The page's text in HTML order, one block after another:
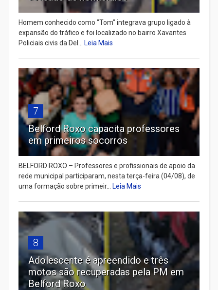
Homem conhecido como "Tom" integrava grupo ligado à
expansão do tráfico e foi localizado no bairro Xavantes
Policiais civis da Del... Leia Mais
7
Belford Roxo capacita professores
em primeiros socorros
BELFORD ROXO – Professores e profissionais de apoio da
rede municipal participaram, nesta terça-feira (04/08), de
uma formação sobre primeir... Leia Mais
8
Adolescente é apreendido e três
motos são recuperadas pela PM em
Belford Roxo